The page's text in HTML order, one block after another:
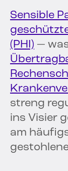
Sensible
(PHI) —
streng
ins Visier
am